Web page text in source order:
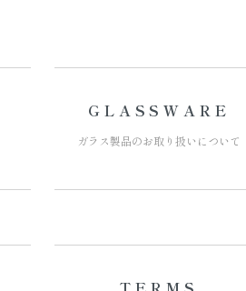
GLASSWARE
ガラス製品のお取り扱いについて